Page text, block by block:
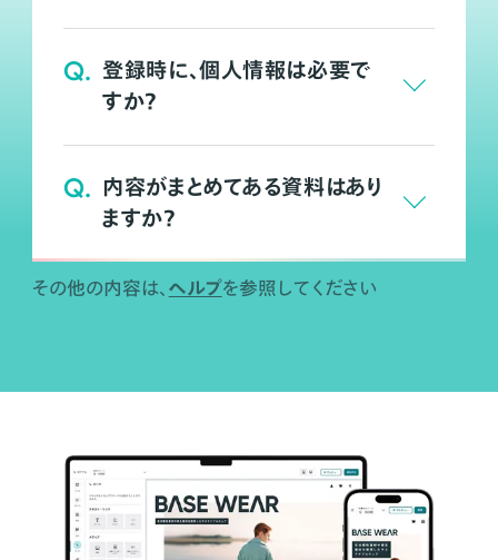
Q. 登録時に、個人情報は必要で
すか？
Q. 内容がまとめてある資料はあり
ますか？
その他の内容は、 ヘルプを参照してください